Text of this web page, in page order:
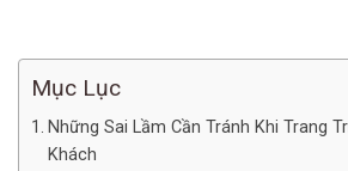
Mục Lục
Những Sai Lầm Cần Tránh Khi Trang
Khách